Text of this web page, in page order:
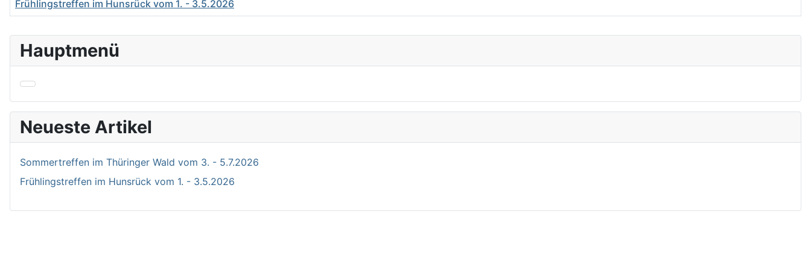
Hauptmenü
Neueste Artikel
Sommertreffen im Thüringer Wald vom 3. - 5.7.2026
Frühlingstreffen im Hunsrück vom 1. - 3.5.2026
Frühlingstreffen im Hunsrück vom 1. - 3.5.2026